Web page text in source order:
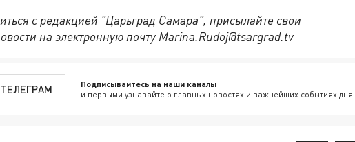
с редакцией "Царьград Самара", присылайте свои
на электронную почту Marina.Rudoj@tsargrad.tv
ТЕЛЕГРАМ Подписывайтесь на наши каналы
и первыми узнавайте о главных новостях и важнейших событиях дня.